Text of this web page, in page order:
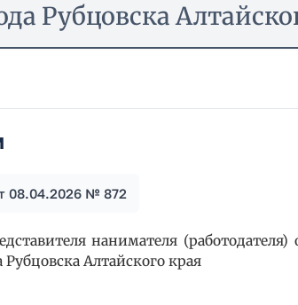
Рубцовска
08.04.2026 № 872
нанимателя
Алтайского края